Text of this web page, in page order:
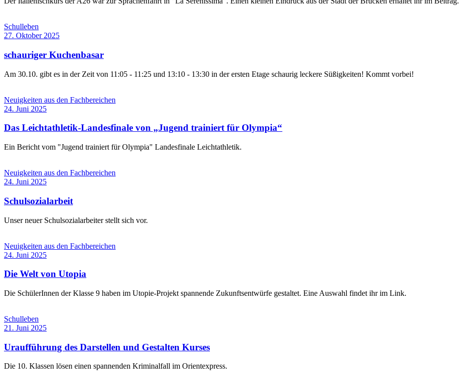
Schulleben
27. Oktober 2025
schauriger Kuchenbasar
Am 30.10. gibt es in der Zeit von 11:05 - 11:25 und 13:10 - 13:30 in der ersten Etage schaurig leckere Süßigkeiten! Kommt vorbei!
Neuigkeiten aus den Fachbereichen
24. Juni 2025
Das Leichtathletik-Landesfinale von „Jugend trainiert für Olympia“
Ein Bericht vom "Jugend trainiert für Olympia" Landesfinale Leichtathletik.
Neuigkeiten aus den Fachbereichen
24. Juni 2025
Schulsozialarbeit
Unser neuer Schulsozialarbeiter stellt sich vor.
Neuigkeiten aus den Fachbereichen
24. Juni 2025
Die Welt von Utopia
Die SchülerInnen der Klasse 9 haben im Utopie-Projekt spannende Zukunftsentwürfe gestaltet. Eine Auswahl findet ihr im Link.
Schulleben
21. Juni 2025
Uraufführung des Darstellen und Gestalten Kurses
Die 10. Klassen lösen einen spannenden Kriminalfall im Orientexpress.